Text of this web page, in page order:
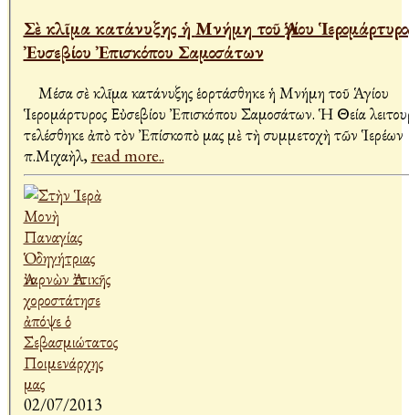
Σὲ κλῖμα κατάνυξης ἡ Μνήμη τοῦ Ἁγίου Ἱερομάρτυρος
Ἐυσεβίου Ἐπισκόπου Σαμοσάτων
Μέσα σὲ κλῖμα κατάνυξης ἑορτάσθηκε ἡ Μνήμη τοῦ Ἁγίου
Ἱερομάρτυρος Εὐσεβίου Ἐπισκόπου Σαμοσάτων. Ἡ Θεία
τελέσθηκε ἀπὸ τὸν Ἐπίσκοπὸ μας μὲ τὴ συμμετοχὴ τῶν Ἱερέων
π.Μιχαὴλ,read more..
02/07/2013